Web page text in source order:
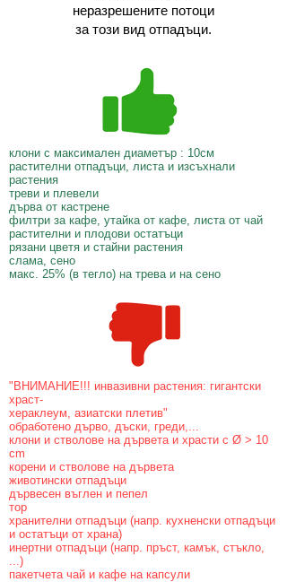
неразрешените потоци
за този вид отпадъци.
клони с максимален диаметър : 10см
растителни отпадъци, листа и изсъхнали
растения
треви и плевели
дървa от кастрене
филтри за кафе, утайка от кафе, листа от чай
растителни и плодови остатъци
рязани цветя и стайни растения
слама, сено
макс. 25% (в тегло) на трева и на сено
"ВНИМАНИЕ!!! инвазивни растения: гигантски
храст-
хераклеум, азиатски плетив"
обработено дърво, дъски, греди,...
клони и стволове на дървета и храсти с Ø > 10
cm
корени и стволове на дървета
животински отпадъци
дървесен въглен и пепел
тор
хранителни отпадъци (напр. кухненски отпадъци
и остатъци от храна)
инертни отпадъци (напр. пръст, камък, стъкло,
...)
пакетчета чай и кафе на капсули